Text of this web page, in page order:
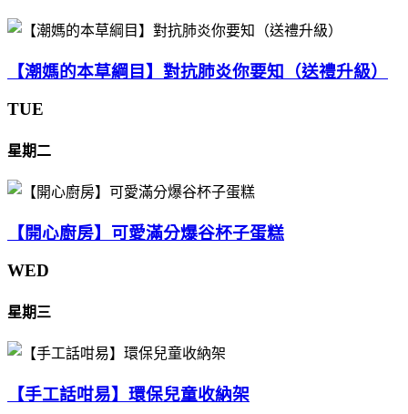
【潮媽的本草綱目】對抗肺炎你要知（送禮升級）
TUE
星期二
【開心廚房】可愛滿分爆谷杯子蛋糕
WED
星期三
【手工話咁易】環保兒童收納架